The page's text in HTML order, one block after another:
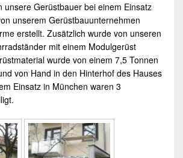
unsere Gerüstbauer bei einem Einsatz
unserem Gerüstbauunternehmen
erstellt. Zusätzlich wurde von unseren
mit einem Modulgerüst
wurde von einem 7,5 Tonnen
von Hand in den Hinterhof des Hauses
Einsatz in München waren 3